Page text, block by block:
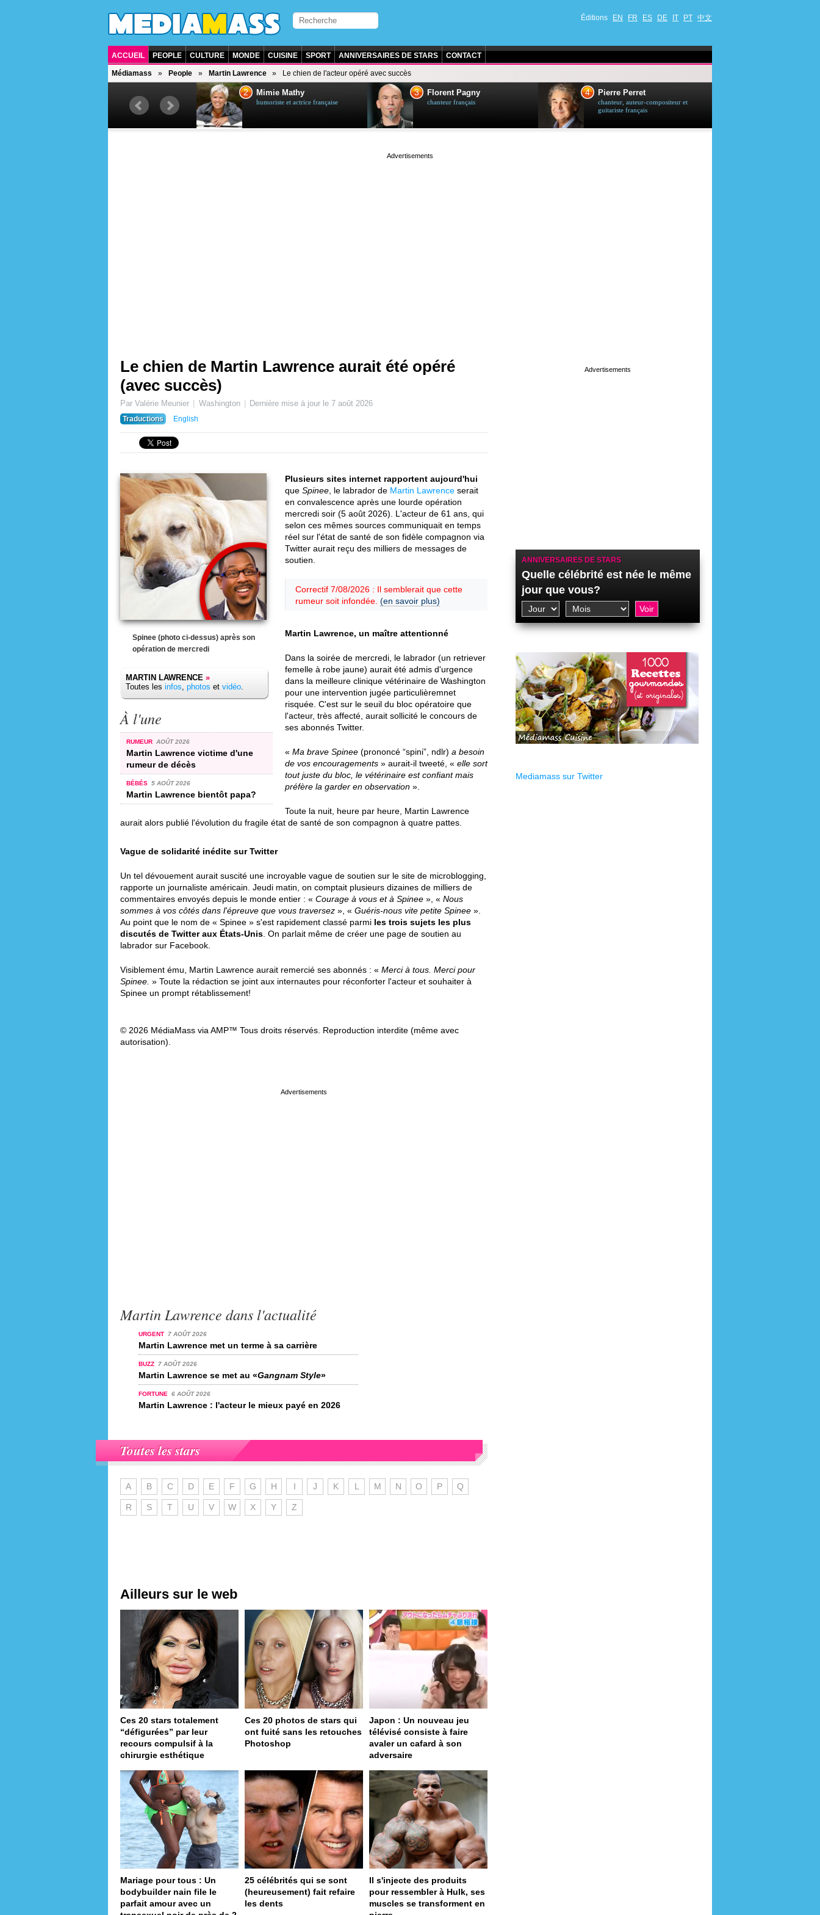
Éditions EN FR ES DE IT PT 中文
ACCUEIL PEOPLE CULTURE MONDE CUISINE SPORT ANNIVERSAIRES DE STARS CONTACT
Médiamass People Martin Lawrence Le chien de l'acteur opéré avec succès
chanteuse québécoise
2 Mimie Mathy
humoriste et actrice française
3 Florent Pagny
chanteur français
4 Pierre Perret
chanteur, auteur-compositeur et
guitariste français
Le chien de Martin Lawrence aurait été opéré
(avec succès)
Par Valérie Meunier Washington Dernière mise à jour le 7 août 2026
Traductions
English
Spinee (photo ci-dessus) après son
opération de mercredi
MARTIN LAWRENCE »
Toutes les infos, photos et vidéo.
À l'une
RUMEUR AOÛT 2026
Martin Lawrence victime d'une
rumeur de décès
BÉBÉS 5 AOÛT 2026
Martin Lawrence bientôt papa?
Plusieurs sites internet rapportent aujourd'hui
que Spinee , le labrador de Martin Lawrence serait
en convalescence après une lourde opération
mercredi soir (5 août 2026). L'acteur de 61 ans, qui
selon ces mêmes sources communiquait en temps
réel sur l'état de santé de son fidèle compagnon via
Twitter aurait reçu des milliers de messages de
soutien.
Correctif 7/08/2026 : Il semblerait que cette
rumeur soit infondée. (en savoir plus)
Martin Lawrence, un maître attentionné
Dans la soirée de mercredi, le labrador (un retriever
femelle à robe jaune) aurait été admis d'urgence
dans la meilleure clinique vétérinaire de Washington
pour une intervention jugée particulièremnet
risquée. C'est sur le seuil du bloc opératoire que
l'acteur, très affecté, aurait sollicité le concours de
ses abonnés Twitter.
« Ma brave Spinee (prononcé “spini”, ndlr) a besoin
de vos encouragements » aurait-il tweeté, « elle sort
tout juste du bloc, le vétérinaire est confiant mais
préfère la garder en observation ».
Toute la nuit, heure par heure, Martin Lawrence
aurait alors publié l'évolution du fragile état de santé de son compagnon à quatre pattes.
Vague de solidarité inédite sur Twitter
Un tel dévouement aurait suscité une incroyable vague de soutien sur le site de microblogging,
rapporte un journaliste américain. Jeudi matin, on comptait plusieurs dizaines de milliers de
commentaires envoyés depuis le monde entier : « Courage à vous et à Spinee », « Nous
sommes à vos côtés dans l'épreuve que vous traversez », « Guéris-nous vite petite Spinee ».
Au point que le nom de « Spinee » s'est rapidement classé parmi les trois sujets les plus
discutés de Twitter aux États-Unis . On parlait même de créer une page de soutien au
labrador sur Facebook.
Visiblement ému, Martin Lawrence aurait remercié ses abonnés : « Merci à tous. Merci pour
Spinee. » Toute la rédaction se joint aux internautes pour réconforter l'acteur et souhaiter à
Spinee un prompt rétablissement!
© 2026 MédiaMass via AMP™ Tous droits réservés. Reproduction interdite (même avec
autorisation).
Martin Lawrence dans l'actualité
URGENT 7 AOÛT 2026
Martin Lawrence met un terme à sa carrière
BUZZ 7 AOÛT 2026
Martin Lawrence se met au «Gangnam Style»
FORTUNE 6 AOÛT 2026
Martin Lawrence : l'acteur le mieux payé en 2026
Toutes les stars
A B C D E F G H I J K L M N O P Q
R S T U V W X Y Z
Ailleurs sur le web
Ces 20 stars totalement
“défigurées” par leur
recours compulsif à la
chirurgie esthétique
Ces 20 photos de stars qui
ont fuité sans les retouches
Photoshop
Japon : Un nouveau jeu
télévisé consiste à faire
avaler un cafard à son
adversaire
Mariage pour tous : Un
bodybuilder nain file le
parfait amour avec un
25 célébrités qui se sont
(heureusement) fait refaire
les dents
Il s'injecte des produits
pour ressembler à Hulk, ses
muscles se transforment en
ANNIVERSAIRES DE STARS
Quelle célébrité est née le même
jour que vous?
Mediamass sur Twitter